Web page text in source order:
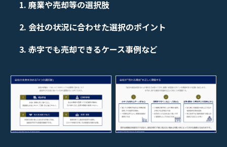
廃業や売却等の選択肢
会社の状況に合わせた選択のポイント
赤字でも売却できるケース事例など